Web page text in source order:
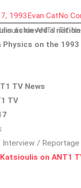
1993Evan CatNo
achieved a
on the 1993
TV News
TV
Interview / Reportage
Katsioulis on ANT1